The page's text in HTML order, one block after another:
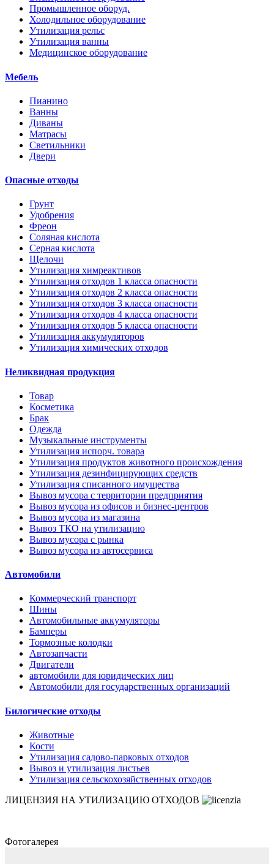
Промышленное оборуд.
Холодильное оборудование
Утилизация рельс
Утилизация ванны
Медицинское оборудование
Мебель
Пианино
Ванны
Диваны
Матрасы
Светильники
Двери
Опасные отходы
Грунт
Удобрения
Фреон
Соляная кислота
Серная кислота
Щелочи
Утилизация химреактивов
Утилизация отходов 1 класса опасности
Утилизация отходов 2 класса опасности
Утилизация отходов 3 класса опасности
Утилизация отходов 4 класса опасности
Утилизация отходов 5 класса опасности
Утилизация аккумуляторов
Утилизация химических отходов
Неликвидная продукция
Товар
Косметика
Брак
Одежда
Музыкальные инструменты
Утилизация испорч. товара
Утилизация продуктов животного происхождения
Утилизация дезинфицирующих средств
Утилизация списанного имущества
Вывоз мусора с территории предприятия
Вывоз мусора из офисов и бизнес-центров
Вывоз мусора из магазина
Вывоз ТКО на утилизацию
Вывоз мусора с рынка
Вывоз мусора из автосервиса
Автомобили
Коммерческий транспорт
Шины
Автомобильные аккумуляторы
Бамперы
Тормозные колодки
Автозапчасти
Двигатели
автомобили для юридических лиц
Автомобили для государственных организаций
Билогические отходы
Животные
Кости
Утилизация садово-парковых отходов
Вывоз и утилизация листьев
Утилизация сельскохозяйственных отходов
ЛИЦЕНЗИЯ НА УТИЛИЗАЦИЮ ОТХОДОВ
Фотогалерея